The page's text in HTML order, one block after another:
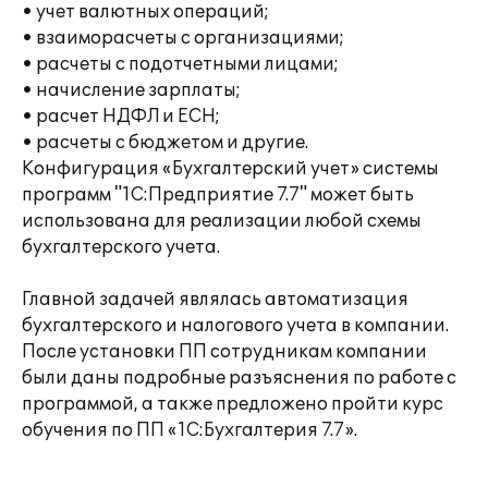
• учет валютных операций;
• взаиморасчеты с организациями;
• расчеты с подотчетными лицами;
• начисление зарплаты;
• расчет НДФЛ и ЕСН;
• расчеты с бюджетом и другие.
Конфигурация «Бухгалтерский учет» системы
программ "1С:Предприятие 7.7" может быть
использована для реализации любой схемы
бухгалтерского учета.
Главной задачей являлась автоматизация
бухгалтерского и налогового учета в компании.
После установки ПП сотрудникам компании
были даны подробные разъяснения по работе с
программой, а также предложено пройти курс
обучения по ПП «1С:Бухгалтерия 7.7».